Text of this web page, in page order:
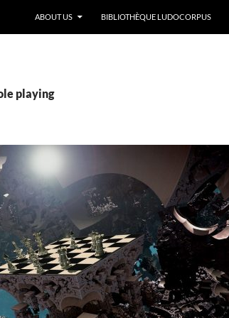
ABOUT US BIBLIOTHÈQUE LUDOCORPUS
playing